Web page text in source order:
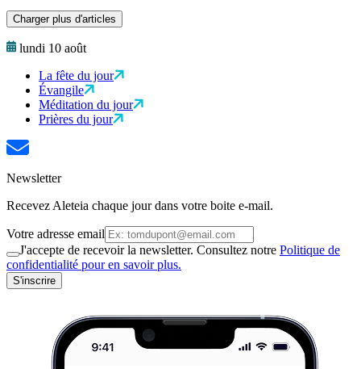
Charger plus d'articles
lundi 10 août
La fête du jour
Évangile
Méditation du jour
Prières du jour
Newsletter
Recevez Aleteia chaque jour dans votre boite e-mail.
Votre adresse email
J'accepte de recevoir la newsletter. Consultez notre Politique de
confidentialité pour en savoir plus.
S'inscrire